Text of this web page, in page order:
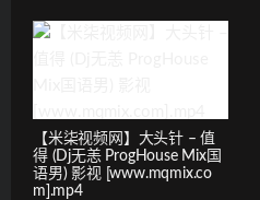
【米柒视频网】大头针 – 值
得 (Dj无恙 ProgHouse Mix国
语男) 影视 [www.mqmix.co
m].mp4